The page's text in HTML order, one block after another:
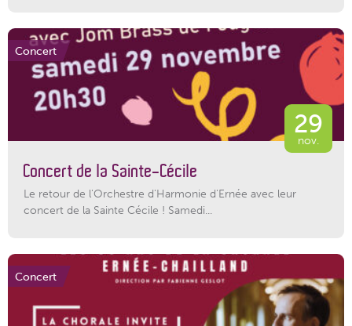
Concert
29
nov.
Concert de la Sainte-Cécile
Le retour de l'Orchestre d'Harmonie d'Ernée avec leur
concert de la Sainte Cécile ! Samedi...
Concert